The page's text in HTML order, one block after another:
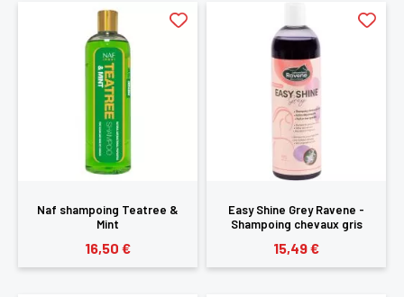
Naf shampoing Teatree &
Mint
16,50 €
Easy Shine Grey Ravene -
Shampoing chevaux gris
15,49 €
×
Vous devez être connecté pour enregistrer des